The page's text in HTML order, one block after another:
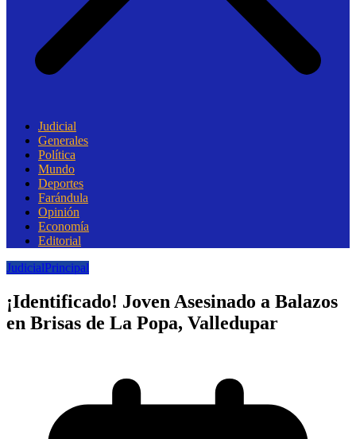
Judicial
Generales
Política
Mundo
Deportes
Farándula
Opinión
Economía
Editorial
JudicialPrincipal
¡Identificado! Joven Asesinado a Balazos
en Brisas de La Popa, Valledupar